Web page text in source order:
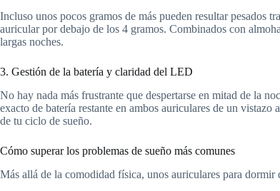
Incluso unos pocos gramos de más pueden resultar pesados
auricular por debajo de los 4 gramos. Combinados con
largas noches.
3. Gestión de la batería y claridad del LED
No hay nada más frustrante que despertarse en mitad de la
exacto de batería restante en ambos auriculares de un
de tu ciclo de sueño.
Cómo superar los problemas de sueño más comunes
Más allá de la comodidad física, unos auriculares para